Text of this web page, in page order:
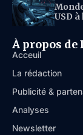
USD
À propos de
Acceuil
La rédaction
Publicité &
Analyses
Newsletter